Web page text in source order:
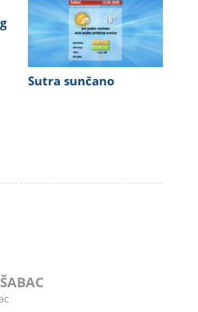
Sutra sunčano